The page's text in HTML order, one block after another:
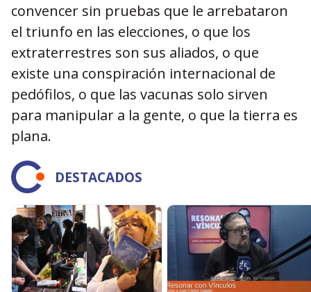
convencer sin pruebas que le arrebataron
el triunfo en las elecciones, o que los
extraterrestres son sus aliados, o que
existe una conspiración internacional de
pedófilos, o que las vacunas solo sirven
para manipular a la gente, o que la tierra es
plana.
DESTACADOS